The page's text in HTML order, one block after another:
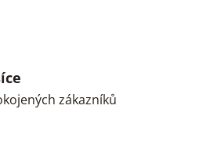
zákazníků